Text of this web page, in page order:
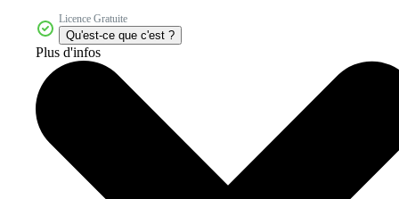
Licence Gratuite
Qu'est-ce que c'est ?
Plus d'infos